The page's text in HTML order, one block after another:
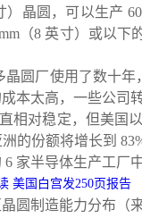
）晶圆，可以生产
（8 英寸）或以下
晶圆厂使用了数十
本太高，一些公司
相对稳定，但美国
的份额将增长到
6 家半导体生产工厂
圆制造能力分布（